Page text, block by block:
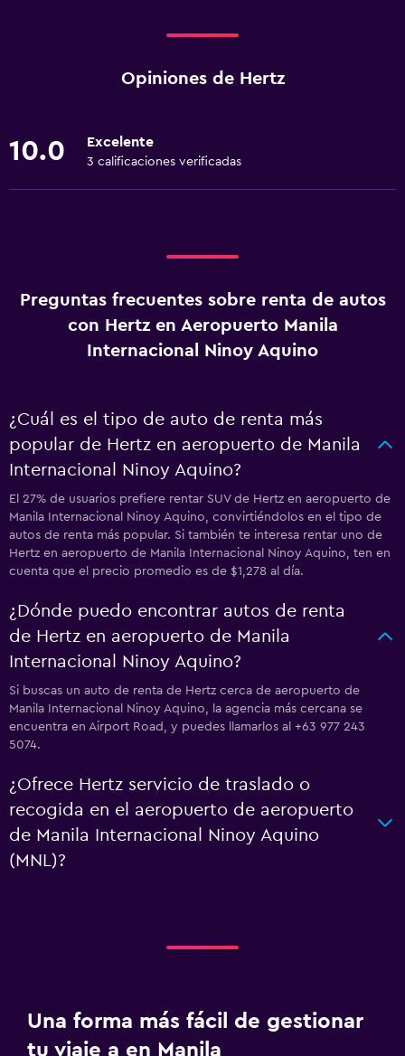
Opiniones de Hertz
10.0 Excelente
3 calificaciones verificadas
Preguntas frecuentes sobre renta de autos
con Hertz en Aeropuerto Manila
Internacional Ninoy Aquino
¿Cuál es el tipo de auto de renta más
popular de Hertz en aeropuerto de Manila
Internacional Ninoy Aquino?
El 27% de usuarios prefiere rentar SUV de Hertz en aeropuerto de
Manila Internacional Ninoy Aquino, convirtiéndolos en el tipo de
autos de renta más popular. Si también te interesa rentar uno de
Hertz en aeropuerto de Manila Internacional Ninoy Aquino, ten en
cuenta que el precio promedio es de $1,278 al día.
¿Dónde puedo encontrar autos de renta
de Hertz en aeropuerto de Manila
Internacional Ninoy Aquino?
Si buscas un auto de renta de Hertz cerca de aeropuerto de
Manila Internacional Ninoy Aquino, la agencia más cercana se
encuentra en Airport Road, y puedes llamarlos al +63 977 243
5074.
¿Ofrece Hertz servicio de traslado o
recogida en el aeropuerto de aeropuerto
de Manila Internacional Ninoy Aquino
(MNL)?
Una forma más fácil de gestionar
tu viaje a en Manila